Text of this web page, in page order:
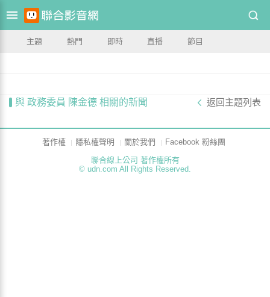
主題 熱門 即時 直播 節目
與 政務委員 陳金德 相關的新聞 返回主題列表
著作權 隱私權聲明 關於我們
Facebook 粉絲團
聯合線上公司 著作權所有
© udn.com All Rights Reserved.